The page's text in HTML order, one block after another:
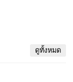
ดูทั้งหมด